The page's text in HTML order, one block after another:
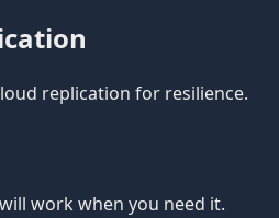
replication for resilience.
work when you need it.